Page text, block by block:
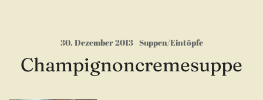
30. Dezember 2013 Suppen/Eintöpfe
Champignoncremesuppe